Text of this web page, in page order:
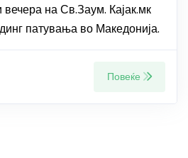
на Св.Заум. Кајак.мк
патувања во Македонија.
Повеќе